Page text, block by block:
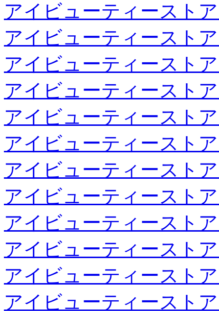
アイビューティースト
アイビューティースト
アイビューティースト
アイビューティースト
アイビューティースト
アイビューティースト
アイビューティースト
アイビューティースト
アイビューティースト
アイビューティースト
アイビューティースト
アイビューティースト